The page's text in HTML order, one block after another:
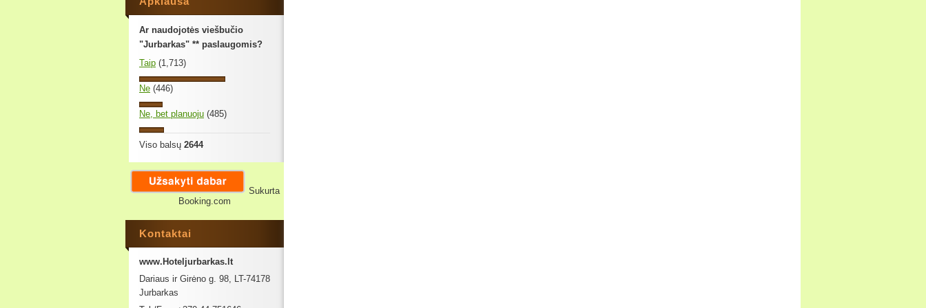
Ar naudojotės viešbučio
"Jurbarkas" ** paslaugomis?
Taip (1,713)
Ne (446)
Ne, bet planuoju (485)
Viso balsų 2644
Sukurta
Booking.com
Kontaktai
www.Hoteljurbarkas.lt
Dariaus ir Girėno g. 98, LT-74178
Jurbarkas